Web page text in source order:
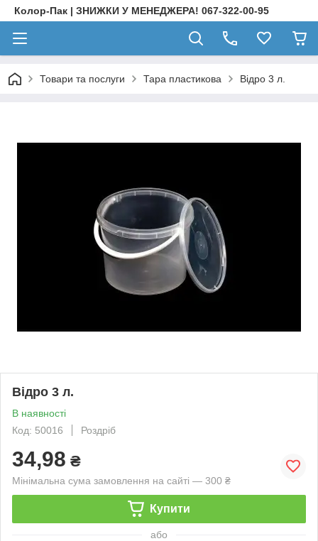
Колор-Пак | ЗНИЖКИ У МЕНЕДЖЕРА! 067-322-00-95
Товари та послуги Тара пластикова Відро 3 л.
Відро 3 л.
В наявності
Код: 50016
Роздріб
34,98 ₴
Мінімальна сума замовлення на сайті — 300 ₴
Купити
або